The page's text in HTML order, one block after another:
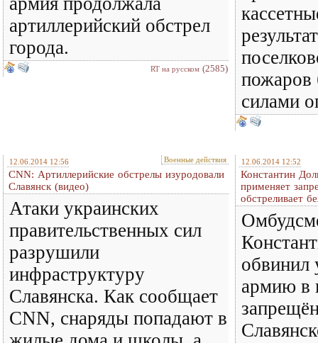
артиллерийский обстрел
города.
RT на русском (2585)
силами
12.06.2014 12:56 Военные действия
CNN: Артиллерийские обстрелы изуродовали
Славянск (видео)
Атаки украинских
правительственных сил
разрушили
инфраструктуру
Славянска. Как сообщает
CNN, снаряды попадают в
12.06.2014 12:52
Константин
применяет
обстреливает
обвинил
армию в